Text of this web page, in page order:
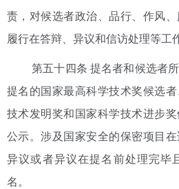
责，对候选者政治、品行、作风
履行在答辩、异议和信访处理等工
第五十四条 提名者和候选者
提名的国家最高科学技术奖候选
技术发明奖和国家科学技术进步
公示。涉及国家安全的保密项目
异议或者异议在提名前处理完毕
名。